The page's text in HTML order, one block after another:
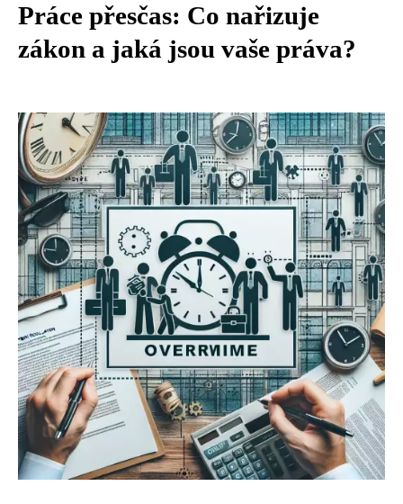
Práce přesčas: Co nařizuje
zákon a jaká jsou vaše práva?